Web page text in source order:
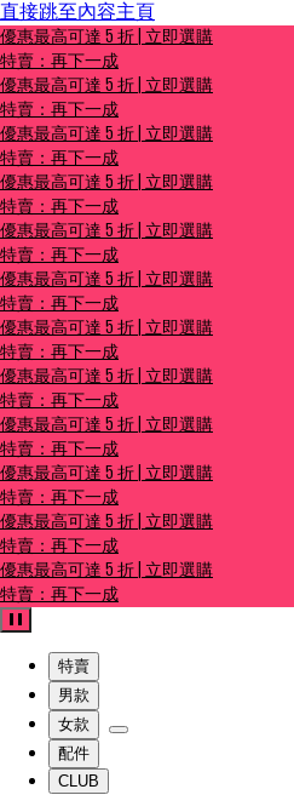
直接跳至內容主頁
優惠最高可達 5 折 | 立即選購
特賣：再下一成
優惠最高可達 5 折 | 立即選購
特賣：再下一成
優惠最高可達 5 折 | 立即選購
特賣：再下一成
優惠最高可達 5 折 | 立即選購
特賣：再下一成
優惠最高可達 5 折 | 立即選購
特賣：再下一成
優惠最高可達 5 折 | 立即選購
特賣：再下一成
優惠最高可達 5 折 | 立即選購
特賣：再下一成
優惠最高可達 5 折 | 立即選購
特賣：再下一成
優惠最高可達 5 折 | 立即選購
特賣：再下一成
優惠最高可達 5 折 | 立即選購
特賣：再下一成
優惠最高可達 5 折 | 立即選購
特賣：再下一成
優惠最高可達 5 折 | 立即選購
特賣：再下一成
優惠最高可達 5 折 | 立即選購
特賣：再下一成
特賣
男款
女款
配件
CLUB